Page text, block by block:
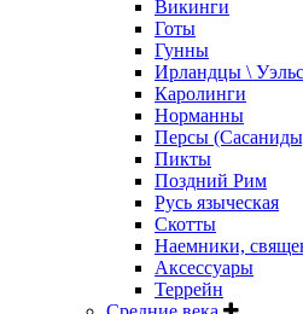
Викинги
Готы
Гунны
Ирландцы \ Уэльс
Каролинги
Норманны
Персы
Пикты
Поздний Рим
Русь языческая
Скотты
Наемники,
Аксессуары
Террейн